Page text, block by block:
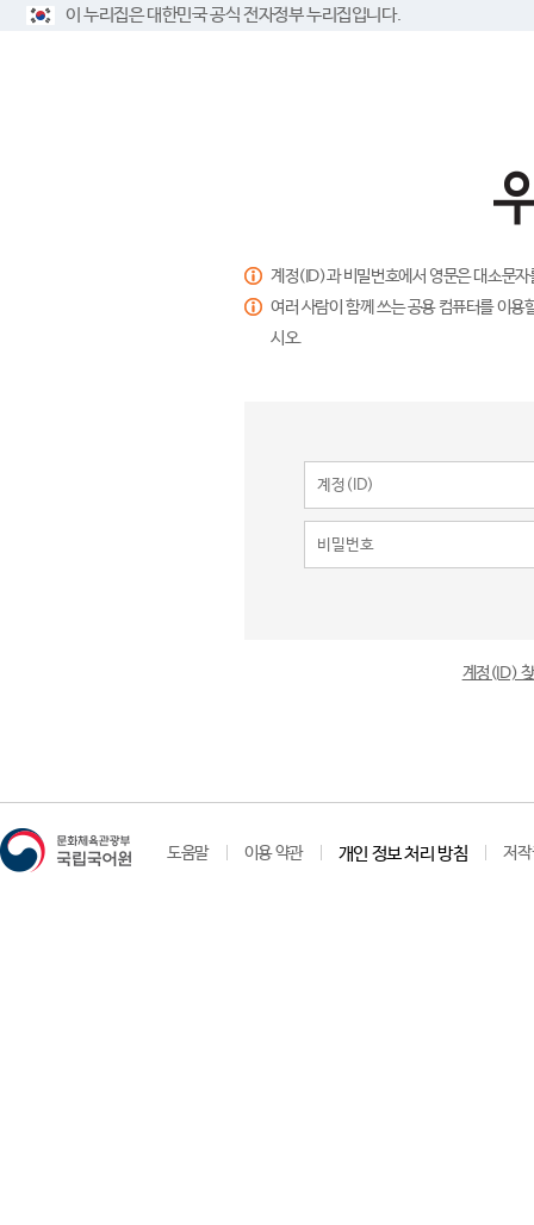
이 누리집은 대한민국 공식 전자정부 누리집입니다.
계정(ID)과 비밀번호에서 영문은 대소문
여러 사람이 함께 쓰는 공용 컴퓨터를 이
시오.
계정(ID)
도움말 이용 약관 개인 정보 처리 방침 저